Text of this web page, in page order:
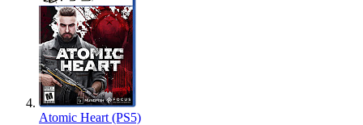
Atomic Heart (PS5)